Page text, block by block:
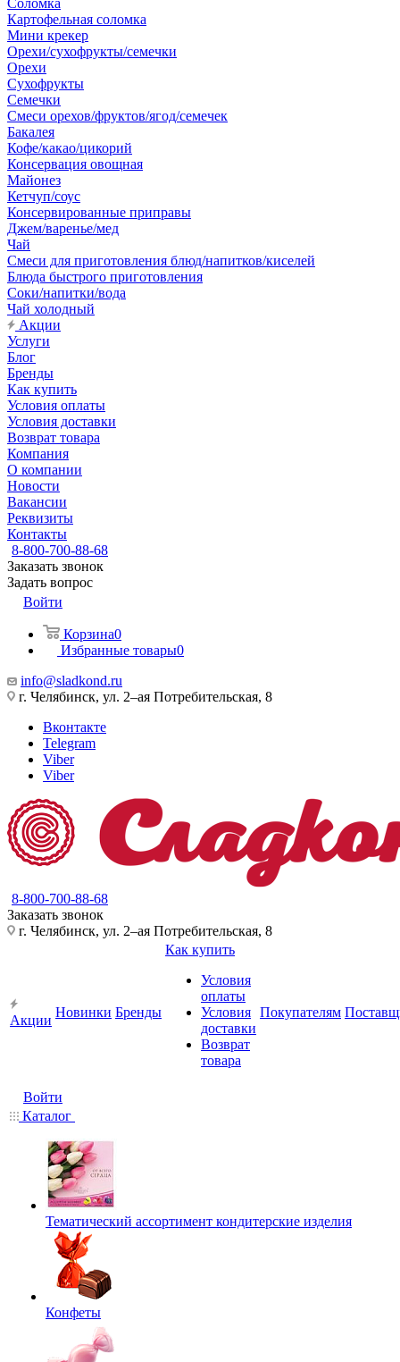
Соломка
Картофельная соломка
Мини крекер
Орехи/сухофрукты/семечки
Орехи
Сухофрукты
Семечки
Смеси орехов/фруктов/ягод/семечек
Бакалея
Кофе/какао/цикорий
Консервация овощная
Майонез
Кетчуп/соус
Консервированные приправы
Джем/варенье/мед
Чай
Смеси для приготовления блюд/напитков/киселей
Блюда быстрого приготовления
Соки/напитки/вода
Чай холодный
Акции
Услуги
Блог
Бренды
Как купить
Условия оплаты
Условия доставки
Возврат товара
Компания
О компании
Новости
Вакансии
Реквизиты
Контакты
8-800-700-88-68
Заказать звонок
Задать вопрос
Войти
Корзина0
Избранные товары0
info@sladkond.ru
г. Челябинск, ул. 2–ая Потребительская, 8
Вконтакте
Telegram
Viber
Viber
8-800-700-88-68
Заказать звонок
г. Челябинск, ул. 2–ая Потребительская, 8
Акции
Новинки Бренды
Как купить
Условия
оплаты
Условия
доставки
Возврат
товара
Покупателям
Войти
Каталог
Тематический ассортимент кондитерские изделия
Конфеты